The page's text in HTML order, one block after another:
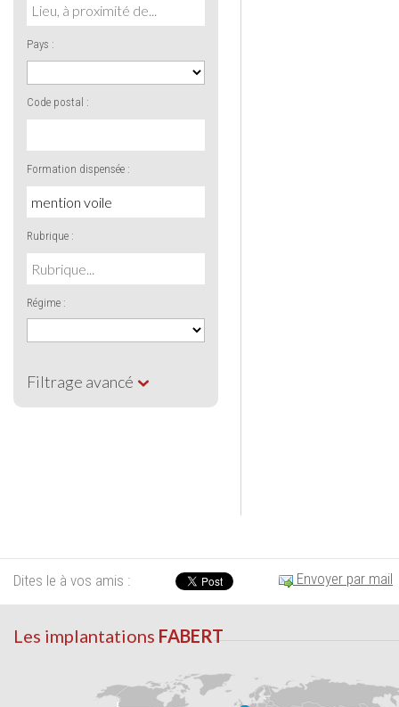
Pays :
Code postal :
Formation dispensée :
Rubrique :
Régime :
Filtrage avancé
Dites le à vos amis : Envoyer par mail
Les implantations FABERT